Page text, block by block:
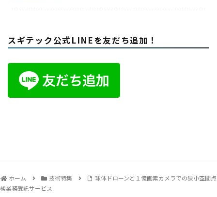
スギテック公式LINEを友だち追加！
ホーム 技術特集
球体ドローンと１億画素カメラでの狭小空間点
検業務受託サービス